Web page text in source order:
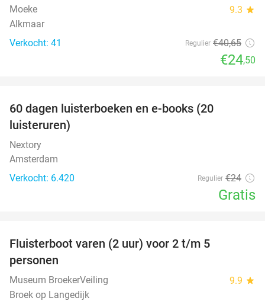
Moeke 9.3 star
Alkmaar
Verkocht: 41
Regulier €40,65
€24,50
60 dagen luisterboeken en e-books (20
luisteruren)
Nextory
Amsterdam
Verkocht: 6.420
Regulier €24
Gratis
Fluisterboot varen (2 uur) voor 2 t/m 5
personen
Museum BroekerVeiling 9.9 star
Broek op Langedijk